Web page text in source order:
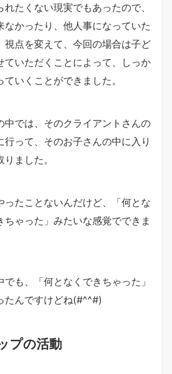
たくない現実でもあったので、
なかったり、他人事になっていた
視点を変えて、今回の場合は子ど
ていただくことによって、しっか
いくことができました。
中では、そのクライアントさんの
行って、そのお子さんの中に入り
ました。
ったことないんだけど、「何とな
ちゃった」みたいな感覚でできま
も、「何となくできちゃった」
たんですけどね(#^^#)
プの活動